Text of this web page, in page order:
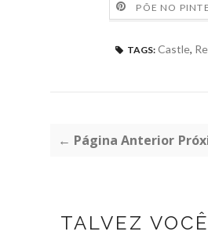
PÕE NO
TAGS: Castle,
← Página Anterior
TALVEZ